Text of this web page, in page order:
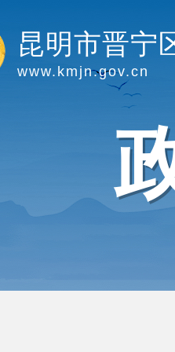
昆明市晋宁
www.kmjn.gov.cn